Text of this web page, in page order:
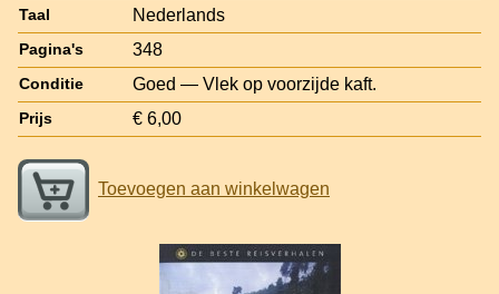
Taal Nederlands
Pagina's 348
Conditie Goed — Vlek op voorzijde kaft.
Prijs € 6,00
Toevoegen aan winkelwagen